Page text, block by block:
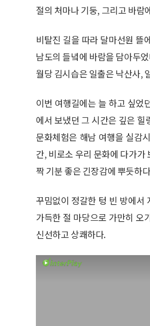
절의 처마나 기둥, 그리고 바람
비탈진 길을 따라 달마선원 뜰
남도의 들녘에 바람을 담아두
월당 김시습은 일출은 낙산사,
이번 여행길에는 늘 하고 싶었
에서 보냈던 그 시간은 깊은
문화체험은 해남 여행을 실감
간, 비로소 우리 문화에 다가가
짝 기분 좋은 긴장감에 뿌듯하
꾸밈없이 정갈한 텅 빈 방에서
가득한 절 마당으로 가만히 오
신선하고 상쾌하다.